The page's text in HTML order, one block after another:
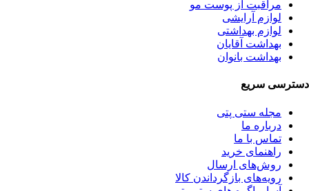
مراقبت از پوست مو
لوازم آرایشی
لوازم بهداشتی
بهداشت آقایان
بهداشت بانوان
دسترسی سریع
مجله ستی پتی
درباره ما
تماس با ما
راهنمای خرید
روش‌های ارسال
رویه‌های بازگرداندن کالا